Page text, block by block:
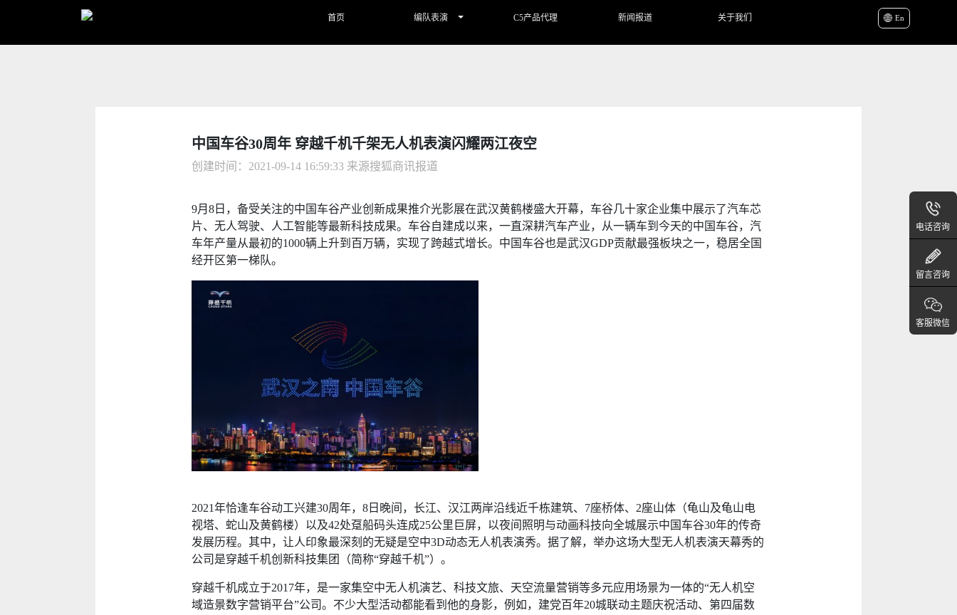
电话咨询
留言咨询
客服微信
首页 编队表演 C5产品代理 新闻报道 关于我们 En
中国车谷30周年 穿越千机千架无人机表演闪耀两江夜空
创建时间：2021-09-14 16:59:33 来源搜狐商讯报道
9月8日，备受关注的中国车谷产业创新成果推介光影展在武汉黄鹤楼盛大开幕，车谷几十家企业集中展示了汽车芯
片、无人驾驶、人工智能等最新科技成果。车谷自建成以来，一直深耕汽车产业，从一辆车到今天的中国车谷，汽
车年产量从最初的1000辆上升到百万辆，实现了跨越式增长。中国车谷也是武汉GDP贡献最强板块之一，稳居全国
经开区第一梯队。
2021年恰逢车谷动工兴建30周年，8日晚间，长江、汉江两岸沿线近千栋建筑、7座桥体、2座山体（龟山及龟山电
视塔、蛇山及黄鹤楼）以及42处趸船码头连成25公里巨屏，以夜间照明与动画科技向全城展示中国车谷30年的传奇
发展历程。其中，让人印象最深刻的无疑是空中3D动态无人机表演秀。据了解，举办这场大型无人机表演天幕秀的
公司是穿越千机创新科技集团（简称“穿越千机”）。
穿越千机成立于2017年，是一家集空中无人机演艺、科技文旅、天空流量营销等多元应用场景为一体的“无人机空
域造景数字营销平台”公司。不少大型活动都能看到他的身影，例如，建党百年20城联动主题庆祝活动、第四届数